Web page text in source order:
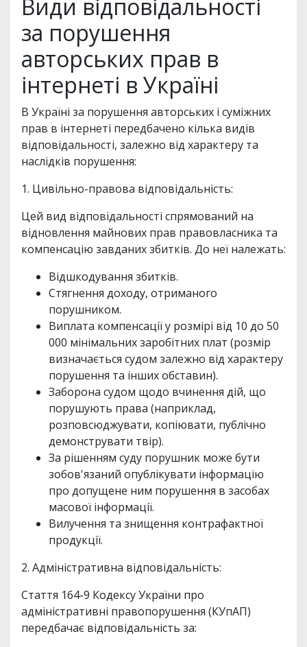
Види відповідальності
за порушення
авторських прав в
інтернеті в Україні
В Україні за порушення авторських і суміжних
прав в інтернеті передбачено кілька видів
відповідальності, залежно від характеру та
наслідків порушення:
1. Цивільно-правова відповідальність:
Цей вид відповідальності спрямований на
відновлення майнових прав правовласника та
компенсацію завданих збитків. До неї належать:
Відшкодування збитків.
Стягнення доходу, отриманого
порушником.
Виплата компенсації у розмірі від 10 до 50
000 мінімальних заробітних плат (розмір
визначається судом залежно від характеру
порушення та інших обставин).
Заборона судом щодо вчинення дій, що
порушують права (наприклад,
розповсюджувати, копіювати, публічно
демонструвати твір).
За рішенням суду порушник може бути
зобов'язаний опублікувати інформацію
про допущене ним порушення в засобах
масової інформації.
Вилучення та знищення контрафактної
продукції.
2. Адміністративна відповідальність:
Стаття 164-9 Кодексу України про
адміністративні правопорушення (КУпАП)
передбачає відповідальність за: